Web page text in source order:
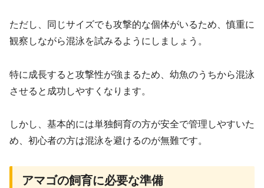
ただし、同じサイズでも攻撃的な個体がいるため、慎重に
観察しながら混泳を試みるようにしましょう。
特に成長すると攻撃性が強まるため、幼魚のうちから混泳
させると成功しやすくなります。
しかし、基本的には単独飼育の方が安全で管理しやすいた
め、初心者の方は混泳を避けるのが無難です。
アマゴの飼育に必要な準備